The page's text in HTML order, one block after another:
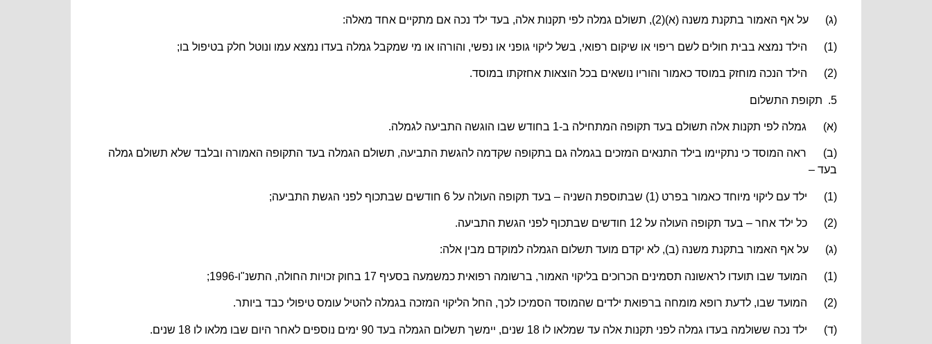
(ג) על אף האמור בתקנת משנה (א)(2), תשולם גמלה לפי תקנות אלה, בעד ילד נכה אם מתקיים אחד מאלה:
(1) הילד נמצא בבית חולים לשם ריפוי או שיקום רפואי, בשל ליקוי גופני או נפשי, והורהו או מי שמקבל גמלה בעדו נמצא עמו ונוטל חלק בטיפול בו;
(2) הילד הנכה מוחזק במוסד כאמור והוריו נושאים בכל הוצאות אחזקתו במוסד.
5. תקופת התשלום
(א) גמלה לפי תקנות אלה תשולם בעד תקופה המתחילה ב-1 בחודש שבו הוגשה התביעה לגמלה.
(ב) ראה המוסד כי נתקיימו בילד התנאים המזכים בגמלה גם בתקופה שקדמה להגשת התביעה, תשולם הגמלה בעד התקופה האמורה ובלבד שלא תשולם גמלה
בעד –
(1) ילד עם ליקוי מיוחד כאמור בפרט (1) שבתוספת השניה – בעד תקופה העולה על 6 חודשים שבתכוף לפני הגשת התביעה;
(2) כל ילד אחר – בעד תקופה העולה על 12 חודשים שבתכוף לפני הגשת התביעה.
(ג) על אף האמור בתקנת משנה (ב), לא יקדם מועד תשלום הגמלה למוקדם מבין אלה:
(1) המועד שבו תועדו לראשונה תסמינים הכרוכים בליקוי האמור, ברשומה רפואית כמשמעה בסעיף 17 בחוק זכויות החולה, התשנ"ו-1996;
(2) המועד שבו, לדעת רופא מומחה ברפואת ילדים שהמוסד הסמיכו לכך, החל הליקוי המזכה בגמלה להטיל עומס טיפולי כבד ביותר.
(ד) ילד נכה ששולמה בעדו גמלה לפני תקנות אלה עד שמלאו לו 18 שנים, יימשך תשלום הגמלה בעד 90 ימים נוספים לאחר היום שבו מלאו לו 18 שנים.